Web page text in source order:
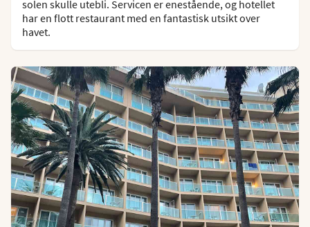
solen skulle utebli. Servicen er enestående, og hotellet
har en flott restaurant med en fantastisk utsikt over
havet.